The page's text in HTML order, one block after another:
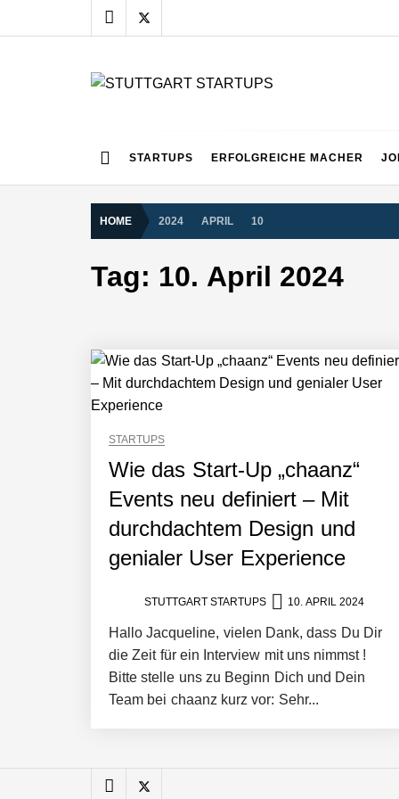
to
STARTUPS ERFOLGREICHE MACHER
HOME 2024 APRIL 10
Tag: 10. April 2024
STARTUPS
Wie das Start-Up „chaanz“
Events neu definiert – Mit
durchdachtem Design und
genialer User Experience
STUTTGART STARTUPS 10. APRIL 2024
Hallo Jacqueline, vielen Dank, dass Du Dir
die Zeit für ein Interview mit uns nimmst !
Bitte stelle uns zu Beginn Dich und Dein
Team bei chaanz kurz vor: Sehr...
NEURA Robotics gibt
NEURA Robotics und Amazon
NEURA Robotics feiert Bundesliga-
Simulationsdienstleistung in
Matthias Nagel von Pyck
Daniel Jarr von Pyck